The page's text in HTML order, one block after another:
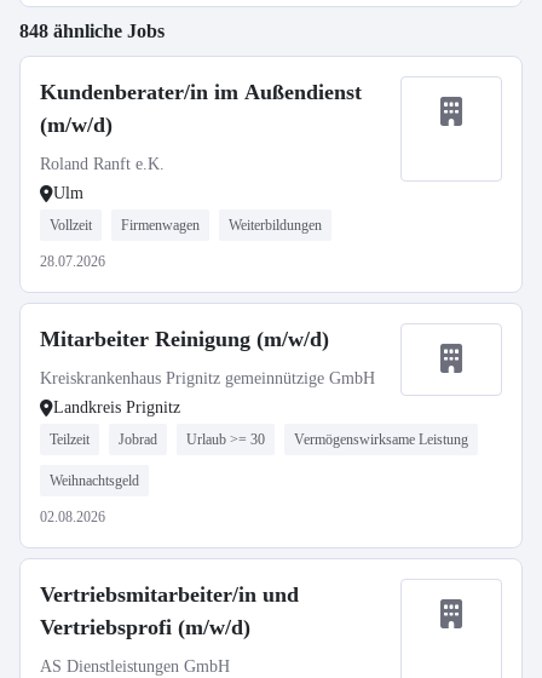
848 ähnliche Jobs
Kundenberater/in im Außendienst
(m/w/d)
Roland Ranft e.K.
Ulm
Vollzeit Firmenwagen Weiterbildungen
28.07.2026
Mitarbeiter Reinigung (m/w/d)
Kreiskrankenhaus Prignitz gemeinnützige GmbH
Landkreis Prignitz
Teilzeit Jobrad Urlaub >= 30 Vermögenswirksame Leistung
Weihnachtsgeld
02.08.2026
Vertriebsmitarbeiter/in und
Vertriebsprofi (m/w/d)
AS Dienstleistungen GmbH